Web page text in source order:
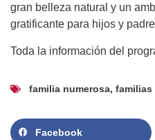
gran belleza natural y un
gratificante para hijos y
Toda la información del
familia numerosa, familias
Facebook